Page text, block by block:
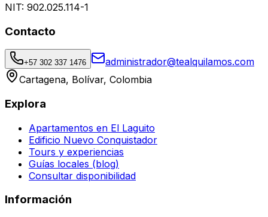
NIT: 902.025.114-1
Contacto
+57 302 337 1476
administrador@tealquilamos.com
Cartagena, Bolívar, Colombia
Explora
Apartamentos en El Laguito
Edificio Nuevo Conquistador
Tours y experiencias
Guías locales (blog)
Consultar disponibilidad
Información